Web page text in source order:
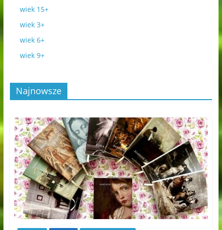
wiek 15+
wiek 3+
wiek 6+
wiek 9+
Najnowsze